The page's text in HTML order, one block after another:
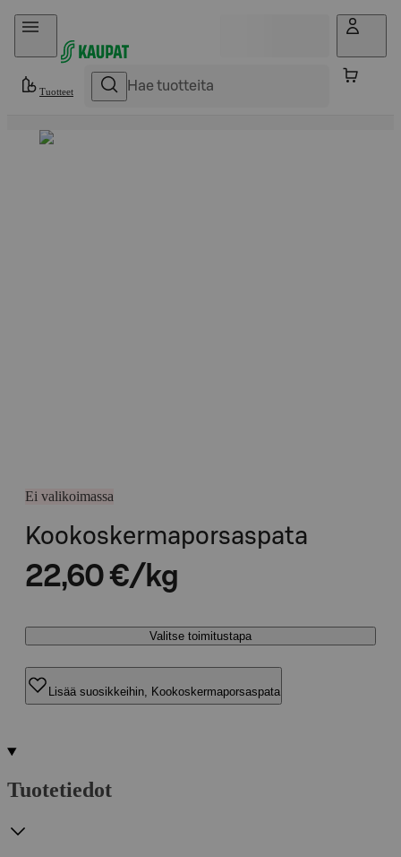
Hyppää sisältöön
Tuotteet
Ei valikoimassa
Kookoskermaporsaspata
22,60 €/kg
Valitse toimitustapa
Lisää suosikkeihin, Kookoskermaporsaspata
Tuotetiedot